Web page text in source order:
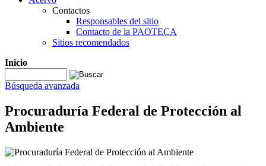
Contactos
Responsables del sitio
Contacto de la PAOTECA
Sitios recomendados
Inicio
Búsqueda avanzada
Procuraduría Federal de Protección al
Ambiente